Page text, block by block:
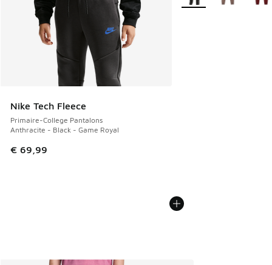
Nike Tech Fleece
Primaire-College Pantalons
Anthracite - Black - Game Royal
€ 69,99